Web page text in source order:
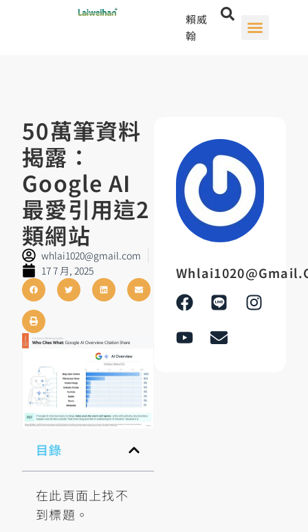
賴威
翰
50萬筆資料
揭露：
Google AI
最愛引用這2
類網站
whlai1020@gmail.com
17 7 月, 2025
目錄
在此頁面上找不
到標題。